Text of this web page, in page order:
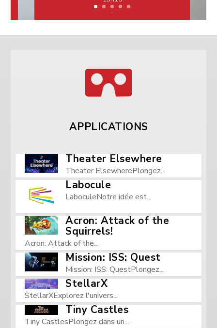
.
apprentissages
infirmiers
Présentation du projet de réalité
virtuelle initié par Jonathan Gordon.
APPLICATIONS
Theater Elsewhere
Theater ElsewherePlongez...
Labocule
LaboculeNotre idée est...
Acron: Attack of the
Squirrels!
Acron: Attack of the...
Mission: ISS: Quest
Mission: ISS: QuestPlongez...
StellarX
StellarXExplorez l'univers...
Tiny Castles
Tiny CastlesPlongez dans un...